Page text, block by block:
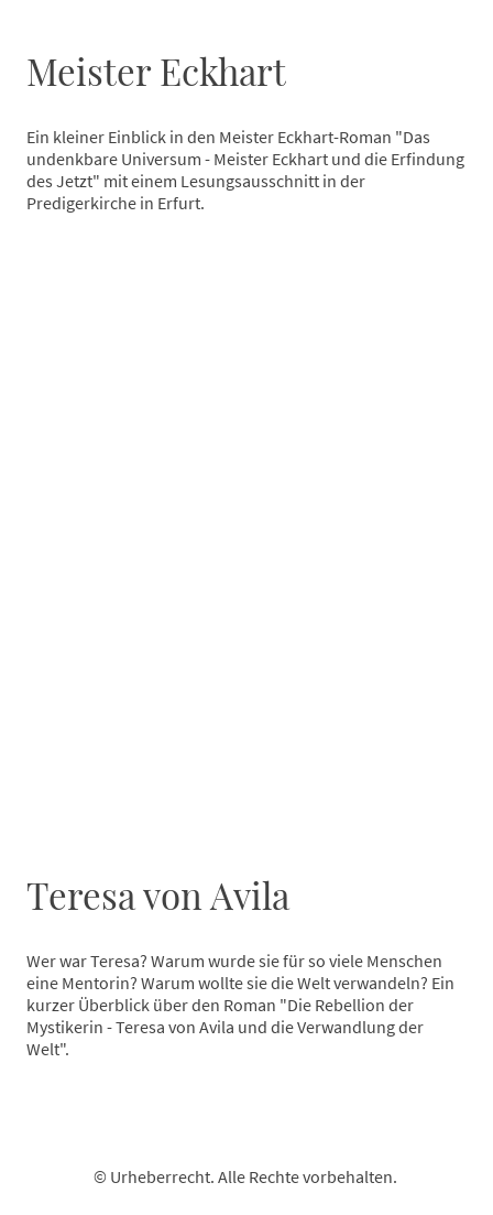
Meister Eckhart
Ein kleiner Einblick in den Meister Eckhart-Roman "Das
undenkbare Universum - Meister Eckhart und die Erfindung
des Jetzt" mit einem Lesungsausschnitt in der
Predigerkirche in Erfurt.
Teresa von Avila
Wer war Teresa? Warum wurde sie für so viele Menschen
eine Mentorin? Warum wollte sie die Welt verwandeln? Ein
kurzer Überblick über den Roman "Die Rebellion der
Mystikerin - Teresa von Avila und die Verwandlung der
Welt".
© Urheberrecht. Alle Rechte vorbehalten.